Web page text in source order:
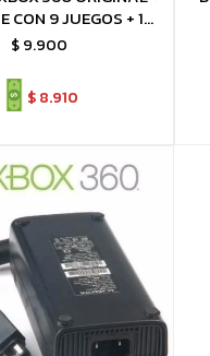
CON 9 JUEGOS + 1
JUEGO FISICO
$9.900
$ 8.910